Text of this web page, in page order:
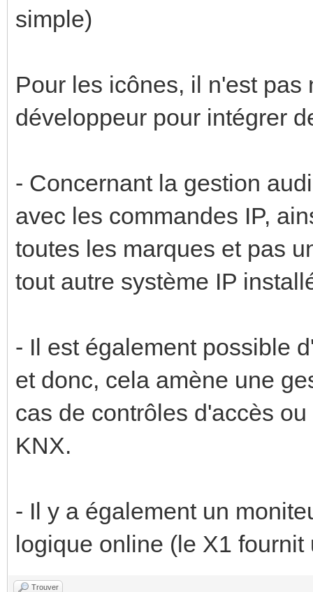
simple)
Pour les icônes, il n'est
développeur pour intégrer
- Concernant la gestion
avec les commandes IP,
toutes les marques et pas
tout autre système IP
- Il est également possible
et donc, cela amène une
cas de contrôles d'accès
KNX.
- Il y a également un
logique online (le X1
Trouver